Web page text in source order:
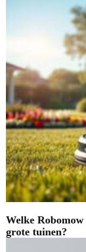
Welke
grote tuinen?